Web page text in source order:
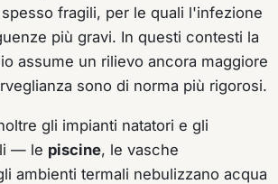
fragili, per le quali l'infezione
più gravi. In questi contesti la
assume un rilievo ancora maggiore
sono di norma più rigorosi.
gli impianti natatori e gli
— le piscine, le vasche
ambienti termali nebulizzano acqua